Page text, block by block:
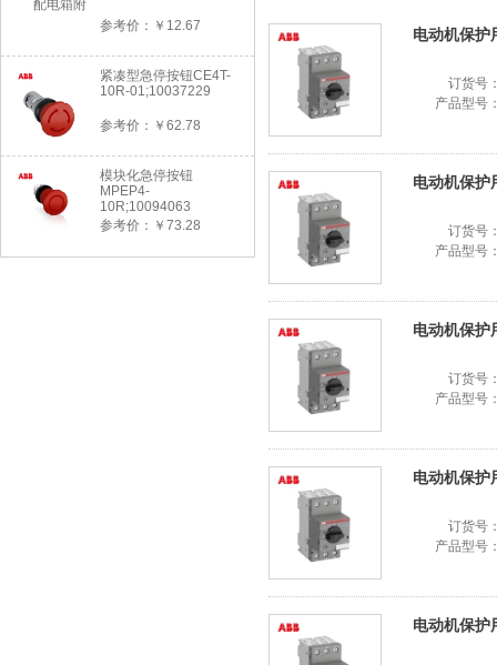
参考价：￥12.67
紧凑型急停按钮CE4T-
10R-01;10037229
参考价：￥62.78
模块化急停按钮
MPEP4-
10R;10094063
参考价：￥73.28
电动机保护
订货号
产品型号
电动机保护
订货号
产品型号
电动机保护
订货号
产品型号
电动机保护
订货号
产品型号
电动机保护